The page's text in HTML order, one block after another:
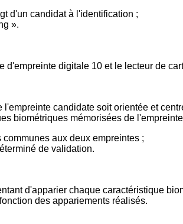
d'un candidat à l'identification ;
».
digitale 10 et le lecteur de
candidate soit orientée et
biométriques mémorisées de
aux deux empreintes ;
de validation.
d'apparier chaque caractéristique
des appariements réalisés.